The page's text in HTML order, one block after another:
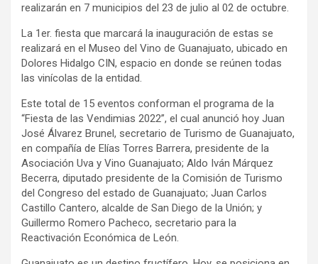
realizarán en 7 municipios del 23 de julio al 02 de octubre.
La 1er. fiesta que marcará la inauguración de estas se
realizará en el Museo del Vino de Guanajuato, ubicado en
Dolores Hidalgo CIN, espacio en donde se reúnen todas
las vinícolas de la entidad.
Este total de 15 eventos conforman el programa de la
“Fiesta de las Vendimias 2022”, el cual anunció hoy Juan
José Álvarez Brunel, secretario de Turismo de Guanajuato,
en compañía de Elías Torres Barrera, presidente de la
Asociación Uva y Vino Guanajuato; Aldo Iván Márquez
Becerra, diputado presidente de la Comisión de Turismo
del Congreso del estado de Guanajuato; Juan Carlos
Castillo Cantero, alcalde de San Diego de la Unión; y
Guillermo Romero Pacheco, secretario para la
Reactivación Económica de León.